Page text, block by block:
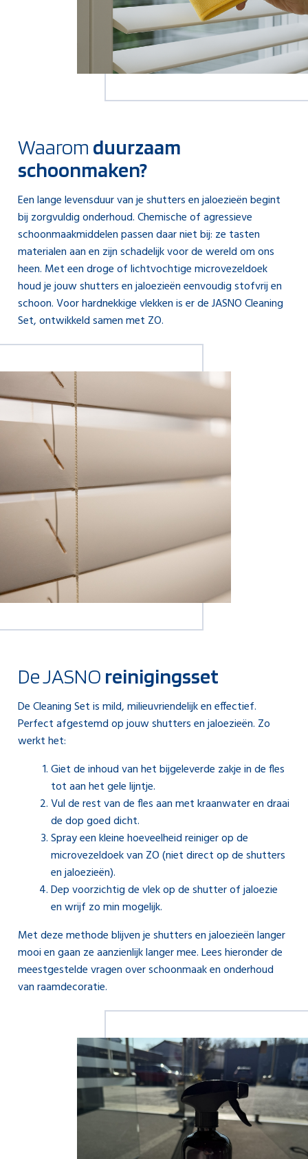
Waarom duurzaam
schoonmaken?
Een lange levensduur van je shutters en jaloezieën begint
bij zorgvuldig onderhoud. Chemische of agressieve
schoonmaakmiddelen passen daar niet bij: ze tasten
materialen aan en zijn schadelijk voor de wereld om ons
heen. Met een droge of lichtvochtige microvezeldoek
houd je jouw shutters en jaloezieën eenvoudig stofvrij en
schoon. Voor hardnekkige vlekken is er de JASNO Cleaning
Set, ontwikkeld samen met ZO.
De JASNO reinigingsset
De Cleaning Set is mild, milieuvriendelijk en effectief.
Perfect afgestemd op jouw shutters en jaloezieën. Zo
werkt het:
Giet de inhoud van het bijgeleverde zakje in de fles
tot aan het gele lijntje.
Vul de rest van de fles aan met kraanwater en draai
de dop goed dicht.
Spray een kleine hoeveelheid reiniger op de
microvezeldoek van ZO (niet direct op de shutters
en jaloezieën).
Dep voorzichtig de vlek op de shutter of jaloezie
en wrijf zo min mogelijk.
Met deze methode blijven je shutters en jaloezieën langer
mooi en gaan ze aanzienlijk langer mee. Lees hieronder de
meestgestelde vragen over schoonmaak en onderhoud
van raamdecoratie.